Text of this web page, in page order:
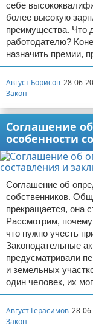
себе
более высокую
преимущества. Что
работодателю?
назначить премии,
Август Борисов 28-06-
Закон
Соглашение
особенности
Соглашение об
собственников.
прекращается, она
Рассмотрим,
что нужно учесть
Законодательные
предусматривали
и земельных
один человек, их
Август Герасимов 28-
Закон